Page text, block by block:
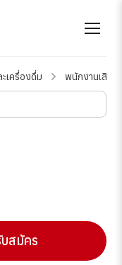
เครื่องดื่ม พนักงานเสิร์ฟ
สมัคร